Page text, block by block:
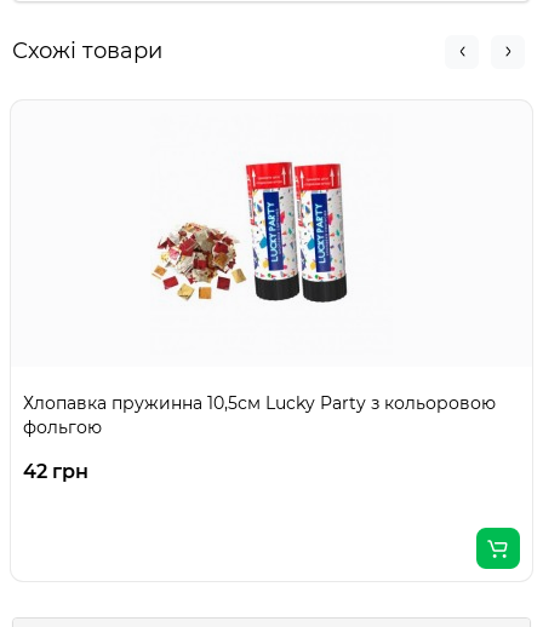
Схожі товари
Хлопавка пружинна 10,5см Lucky Party з кольоровою
фольгою
42 грн